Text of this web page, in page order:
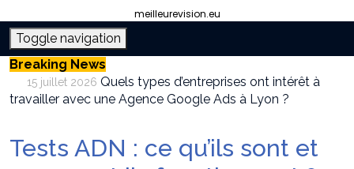
meilleurevision.eu
Toggle navigation
Breaking News
15 juillet 2026 Quels types d’entreprises ont intérêt à
travailler avec une Agence Google Ads à Lyon ?
12 juin 2026 Survivalisme boutique : où acheter son
Tests ADN : ce qu’ils sont et